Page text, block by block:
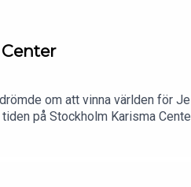
om att vinna världen för
på Stockholm Karisma